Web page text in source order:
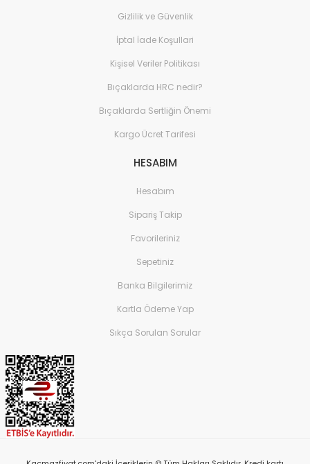
Gizlilik ve Güvenlik
İptal İade Koşullari
Kişisel Veriler Politikası
Bıçaklarda HRC nedir?
Bıçaklarda Sertliğin Önemi
Kargo Ücret Tarifesi
HESABIM
Hesabım
Sipariş Takip
Favorileriniz
Sepetiniz
Banka Bilgilerimiz
Kartla Ödeme Yap
Sıkça Sorulan Sorular